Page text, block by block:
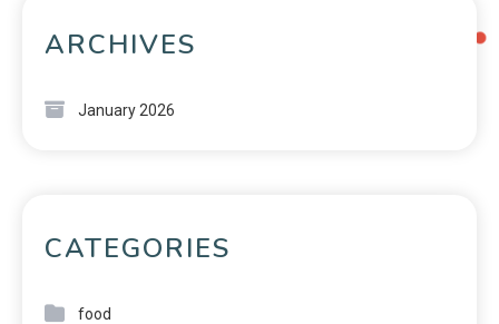
ARCHIVES
January 2026
CATEGORIES
food